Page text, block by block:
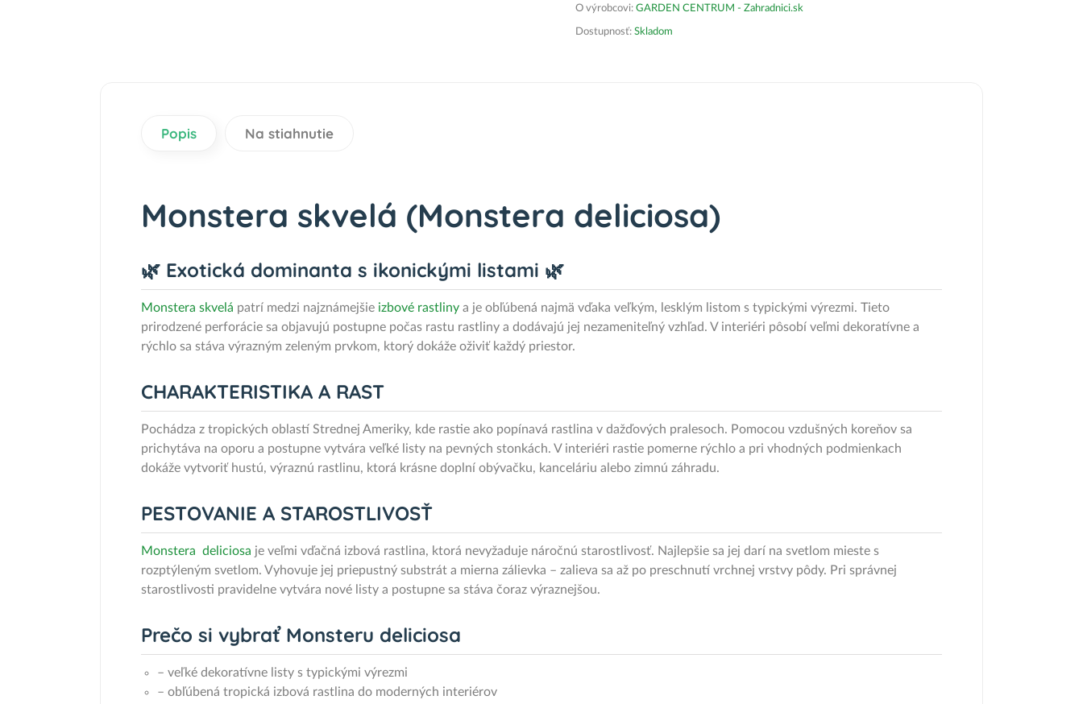
O výrobcovi: GARDEN CENTRUM - Zahradnici.sk
Dostupnosť: Skladom
Popis Na stiahnutie
Monstera skvelá (Monstera deliciosa)
🌿 Exotická dominanta s ikonickými listami 🌿
Monstera skvelá patrí medzi najznámejšie izbové rastliny a je obľúbená najmä vďaka veľkým, lesklým listom s typickými výrezmi. Tieto
prirodzené perforácie sa objavujú postupne počas rastu rastliny a dodávajú jej nezameniteľný vzhľad. V interiéri pôsobí veľmi dekoratívne a
rýchlo sa stáva výrazným zeleným prvkom, ktorý dokáže oživiť každý priestor.
CHARAKTERISTIKA A RAST
Pochádza z tropických oblastí Strednej Ameriky, kde rastie ako popínavá rastlina v dažďových pralesoch. Pomocou vzdušných koreňov sa
prichytáva na oporu a postupne vytvára veľké listy na pevných stonkách. V interiéri rastie pomerne rýchlo a pri vhodných podmienkach
dokáže vytvoriť hustú, výraznú rastlinu, ktorá krásne doplní obývačku, kanceláriu alebo zimnú záhradu.
PESTOVANIE A STAROSTLIVOSŤ
Monstera deliciosa je veľmi vďačná izbová rastlina, ktorá nevyžaduje náročnú starostlivosť. Najlepšie sa jej darí na svetlom mieste s
rozptýleným svetlom. Vyhovuje jej priepustný substrát a mierna zálievka – zalieva sa až po preschnutí vrchnej vrstvy pôdy. Pri správnej
starostlivosti pravidelne vytvára nové listy a postupne sa stáva čoraz výraznejšou.
Prečo si vybrať Monsteru deliciosa
– veľké dekoratívne listy s typickými výrezmi
– obľúbená tropická izbová rastlina do moderných interiérov